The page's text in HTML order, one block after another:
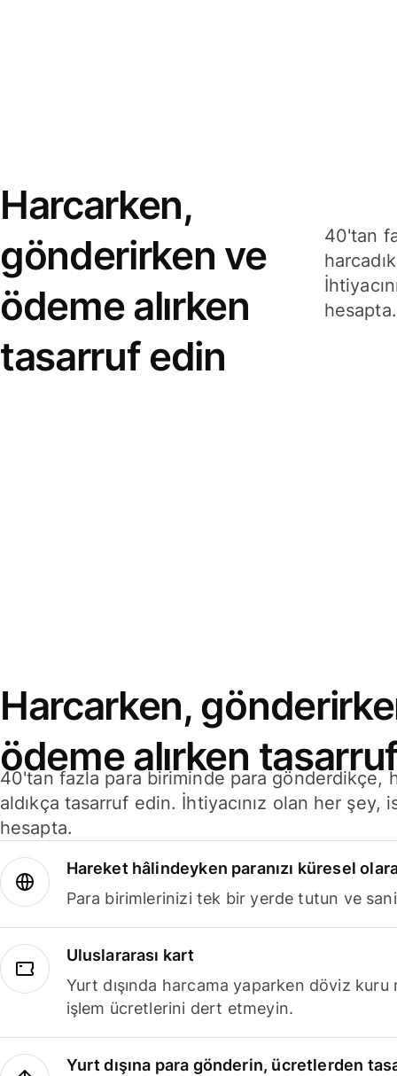
Harcarken,
gönderirken ve
ödeme alırken
tasarruf edin
40'tan
hesapta.
Harcarken,
ödeme alırken
40'tan fazla para biriminde para gönderdikçe,
aldıkça tasarruf edin. İhtiyacınız olan her
hesapta.
Hareket hâlindeyken paranızı küresel
Para birimlerinizi tek bir yerde tutun ve
Uluslararası kart
Yurt dışında harcama yaparken döviz kuru
işlem ücretlerini dert etmeyin.
Yurt dışına para gönderin, ücretlerden